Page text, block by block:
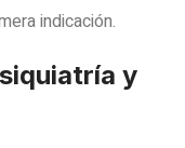
indicación.
y